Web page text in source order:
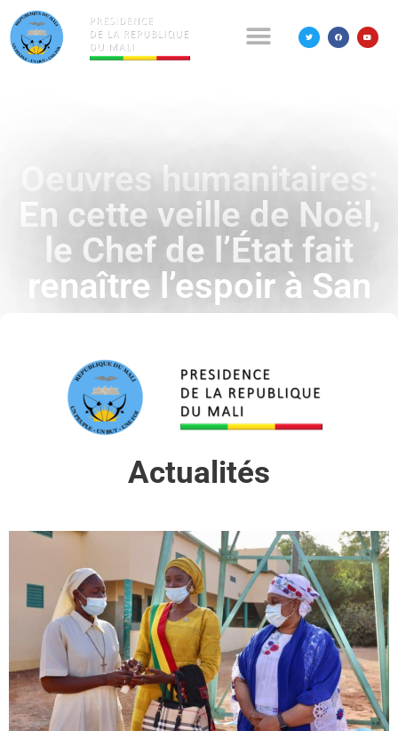
Oeuvres humanitaires:
En cette veille de Noël,
le Chef de l’État fait
renaître l’espoir à San
Actualités